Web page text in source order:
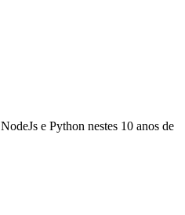
e Python nestes 10 anos de